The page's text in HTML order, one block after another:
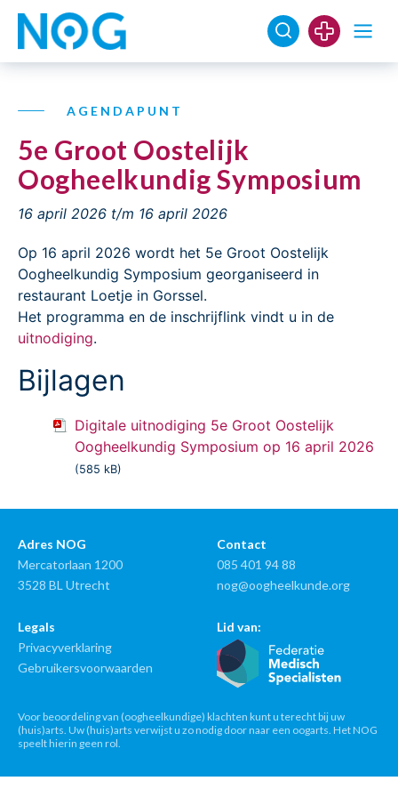
AGENDAPUNT
5e Groot Oostelijk
Oogheelkundig Symposium
16 april 2026 t/m 16 april 2026
Op 16 april 2026 wordt het 5e Groot Oostelijk
Oogheelkundig Symposium georganiseerd in
restaurant Loetje in Gorssel.
Het programma en de inschrijflink vindt u in de
uitnodiging.
Bijlagen
Digitale uitnodiging 5e Groot Oostelijk
Oogheelkundig Symposium op 16 april 2026
(585 kB)
Adres NOG
Mercatorlaan 1200
3528 BL Utrecht
Contact
085 401 94 88
nog@oogheelkunde.org
Legals
Privacyverklaring
Gebruikersvoorwaarden
Lid van:
Voor beoordeling van (oogheelkundige) klachten kunt u terecht bij uw
(huis)arts. Uw (huis)arts verwijst u zo nodig door naar een oogarts. Het NOG
speelt hierin geen rol.